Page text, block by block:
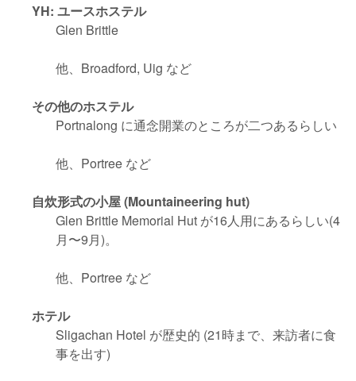
YH: ユースホステル
Glen Brittle
他、Broadford, Uig など
その他のホステル
Portnalong に通念開業のところが二つあるらしい
他、Portree など
自炊形式の小屋 (Mountaineering hut)
Glen Brittle Memorial Hut が16人用にあるらしい(4
月〜9月)。
他、Portree など
ホテル
Sligachan Hotel が歴史的 (21時まで、来訪者に食
事を出す)